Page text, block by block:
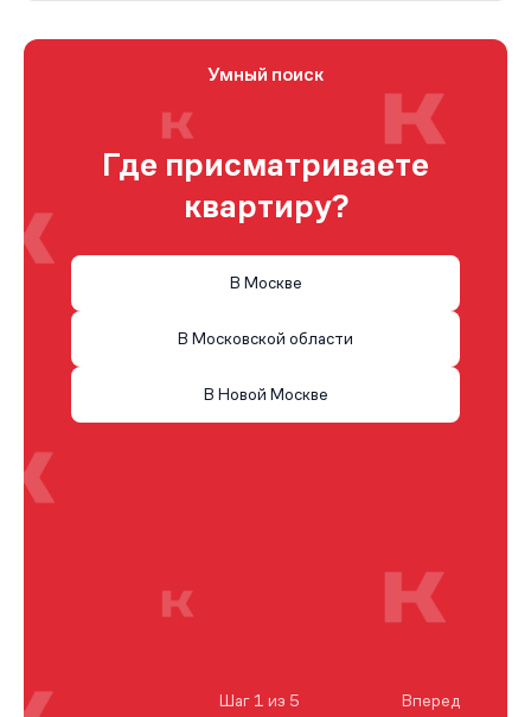
Умный поиск
Где присматриваете
квартиру?
В Москве
В Московской области
В Новой Москве
Шаг 1 из 5 Вперед